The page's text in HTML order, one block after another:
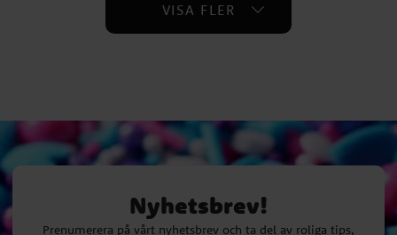
VISA FLER
Nyhetsbrev!
Prenumerera på vårt nyhetsbrev och ta del av roliga tips,